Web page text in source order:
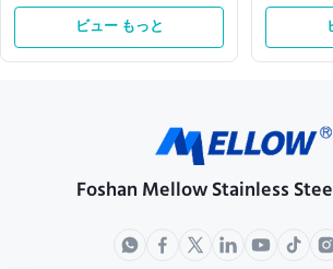
ビュー もっと
Foshan Mellow Stainless